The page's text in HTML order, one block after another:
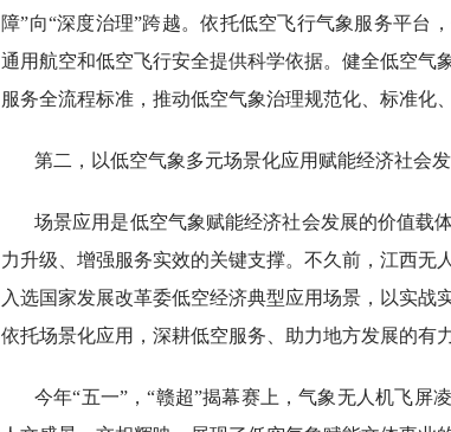
障”向“深度治理”跨越。依托低空飞行气象服务平台
通用航空和低空飞行安全提供科学依据。健全低空气
服务全流程标准，推动低空气象治理规范化、标准化
第二，以低空气象多元场景化应用赋能经济社会发
场景应用是低空气象赋能经济社会发展的价值载
力升级、增强服务实效的关键支撑。不久前，江西无
入选国家发展改革委低空经济典型应用场景，以实战
依托场景化应用，深耕低空服务、助力地方发展的有
今年“五一”，“赣超”揭幕赛上，气象无人机飞屏